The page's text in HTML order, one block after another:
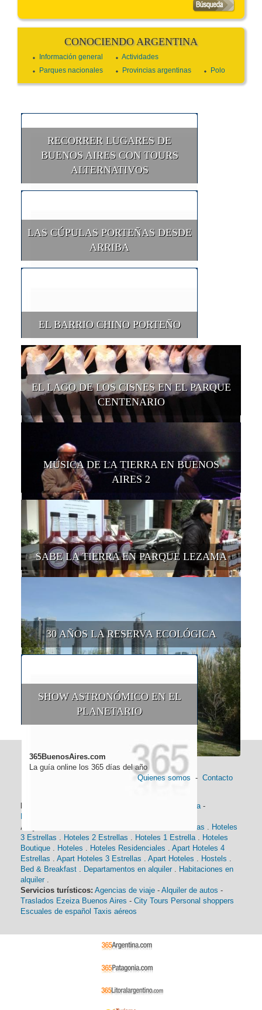
CONOCIENDO ARGENTINA
Información general
Actividades
Parques nacionales
Provincias argentinas Polo
RECORRER LUGARES DE
BUENOS AIRES CON TOURS
ALTERNATIVOS
LAS CÚPULAS PORTEÑAS DESDE
ARRIBA
EL BARRIO CHINO PORTEÑO
EL LAGO DE LOS CISNES EN EL PARQUE
CENTENARIO
MÚSICA DE LA TIERRA EN BUENOS
AIRES 2
SABE LA TIERRA EN PARQUE LEZAMA
30 AÑOS LA RESERVA ECOLÓGICA
SHOW ASTRONÓMICO EN EL
PLANETARIO
365BuenosAires.com
La guía online los 365 días del año
Quienes somos - Contacto
Información general: Historia -
Distancias
Alojamiento:
Hoteles 4 Estrellas
Hoteles
3 Estrellas
Hoteles 2 Estrellas Hoteles 1 Estrella
Hoteles
Boutique
Hoteles Hoteles Residenciales
Apart Hoteles 4
Estrellas
Apart Hoteles 3 Estrellas Apart Hoteles Hostels
Bed & Breakfast
Departamentos en alquiler
Habitaciones en
alquiler
Servicios turísticos: Agencias de viaje - Alquiler de autos -
Traslados Ezeiza Buenos Aires - City Tours Personal shoppers
Escuales de español Taxis aéreos